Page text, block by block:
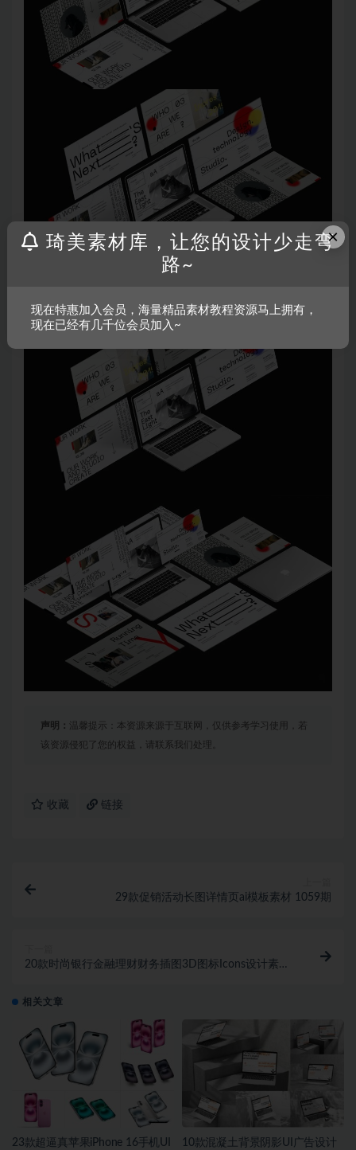
声明： 温馨提示：本资源来源于互联网，仅供参考学习使用，若
该资源侵犯了您的权益，请联系我们处理。
收藏 链接
29款促销活动长图详情页ai模板素材 1059期
20款时尚银行金融理财财务插图3D图标Icons设计素材
相关文章
23款超逼真苹果iPhone 16手机UI
10款混凝土背景阴影UI广告设计
×
琦美素材库，让您的设计少走弯
路~
现在特惠加入会员，海量精品素材教程资源马上拥有，
现在已经有几千位会员加入~